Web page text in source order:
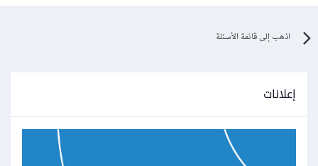
اذهب إلى قائمة الأسئلة
إعلانات